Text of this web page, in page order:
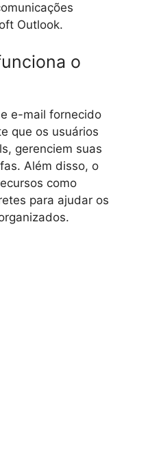
Outlook.
o
e-mail fornecido
que os usuários
gerenciem suas
Além disso, o
como
para ajudar os